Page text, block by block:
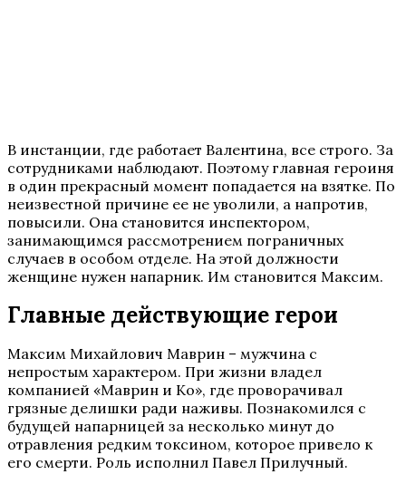
В инстанции, где работает Валентина, все строго. За
сотрудниками наблюдают. Поэтому главная героиня
в один прекрасный момент попадается на взятке. По
неизвестной причине ее не уволили, а напротив,
повысили. Она становится инспектором,
занимающимся рассмотрением пограничных
случаев в особом отделе. На этой должности
женщине нужен напарник. Им становится Максим.
Главные действующие герои
Максим Михайлович Маврин – мужчина с
непростым характером. При жизни владел
компанией «Маврин и Ко», где проворачивал
грязные делишки ради наживы. Познакомился с
будущей напарницей за несколько минут до
отравления редким токсином, которое привело к
его смерти. Роль исполнил Павел Прилучный.